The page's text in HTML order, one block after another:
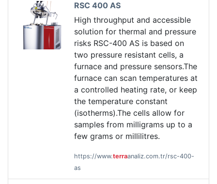
RSC 400 AS
High throughput and accessible
solution for thermal and pressure
risks RSC-400 AS is based on
two pressure resistant cells, a
furnace and pressure sensors.The
furnace can scan temperatures at
a controlled heating rate, or keep
the temperature constant
(isotherms).The cells allow for
samples from milligrams up to a
few grams or millilitres.
https://www.terraanaliz.com.tr/rsc-400-
as